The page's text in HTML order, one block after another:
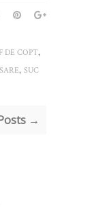
DE COPT,
SARE, SUC
→